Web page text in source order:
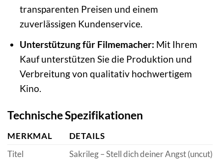
transparenten Preisen und einem
zuverlässigen Kundenservice.
Unterstützung für Filmemacher: Mit Ihrem
Kauf unterstützen Sie die Produktion und
Verbreitung von qualitativ hochwertigem
Kino.
Technische Spezifikationen
MERKMAL
DETAILS
Titel
Sakrileg – Stell dich deiner Angst (uncut)